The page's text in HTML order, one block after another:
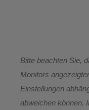
Bitte beachten Sie,
Monitors
Einstellungen
abweichen können.